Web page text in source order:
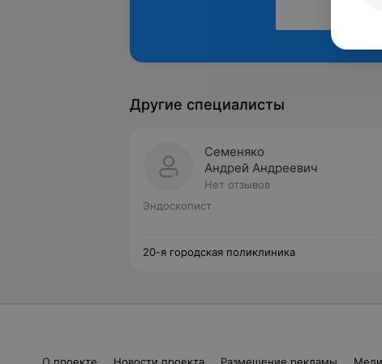
Другие специалисты
Семеняко
Андрей Андреевич
Нет отзывов
Эндоскопист
20-я городская поликлиника